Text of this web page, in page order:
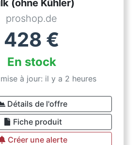
(ohne Kühler)
proshop.de
428 €
En stock
à jour: il y a 2 heures
Détails de l'offre
Fiche produit
Créer une alerte